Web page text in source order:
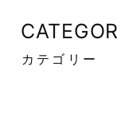
カテゴリー